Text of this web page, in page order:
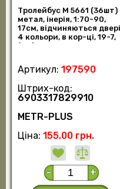
Тролейбус M 5661 (36шт)
метал, інерія, 1:70-90,
17см, відчиняються
4 кольори, в кор-ці, 19-7,
(шт)
Артикул: 197590
Штрих-код:
6903317829910
METR-PLUS
Ціна: 155,00 грн.
- +